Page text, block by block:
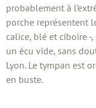
probablement à
porche représentent
calice, blé et ciboire
un écu vide, sans
Lyon. Le tympan est
en buste.